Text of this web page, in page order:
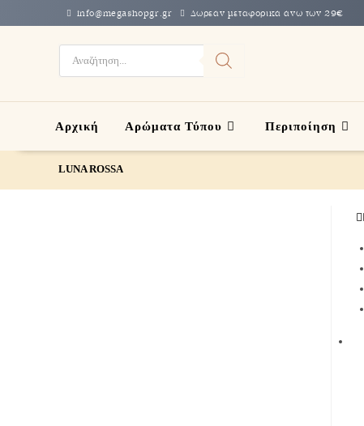
info@megashopgr.gr Δωρεάν μεταφορικά άνω των 29€
Αρχική Αρώματα Τύπου Περιποίηση
LUNA ROSSA